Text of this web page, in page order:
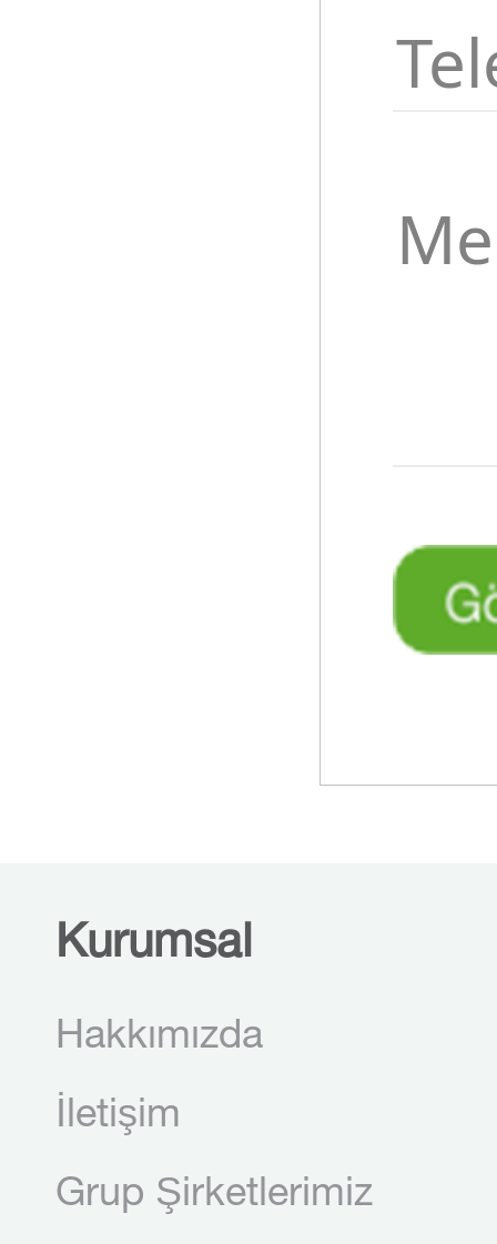
Kurumsal
Hakkımızda
İletişim
Grup Şirketlerimiz